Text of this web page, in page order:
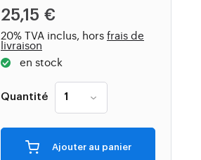
25,15 €
20% TVA inclus, horsfrais de
livraison
en stock
Quantité
Ajouter au panier